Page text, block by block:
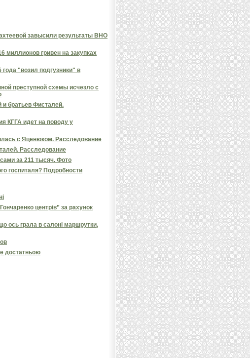
завысили результаты ВНО
миллионов гривен на закупках
"возил подгузники" в
преступной схемы исчезло с
и братьев Фисталей.
КГГА идет на поводу у
с Яценюком. Расследование
Расследование
за 211 тысяч. Фото
госпиталя? Подробности
центрів” за рахунок
ось грала в салоні маршрутки,
достатньою